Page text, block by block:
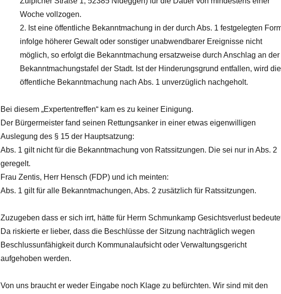
Woche vollzogen.
2. Ist eine öffentliche Bekanntmachung in der durch Abs. 1 festgelegten
infolge höherer Gewalt oder sonstiger unabwendbarer Ereignisse nicht
möglich, so erfolgt die Bekanntmachung ersatzweise durch Anschlag an der
Bekanntmachungstafel der Stadt. Ist der Hinderungsgrund entfallen, wird die
öffentliche Bekanntmachung nach Abs. 1 unverzüglich nachgeholt.
Bei diesem „Expertentreffen“ kam es zu keiner Einigung.
Der Bürgermeister fand seinen Rettungsanker in einer etwas eigenwilligen
Auslegung des § 15 der Hauptsatzung:
Abs. 1 gilt nicht für die Bekanntmachung von Ratssitzungen. Die sei nur in Abs. 2
geregelt.
Frau Zentis, Herr Hensch (FDP) und ich meinten:
Abs. 1 gilt für alle Bekanntmachungen, Abs. 2 zusätzlich für Ratssitzungen.
Zuzugeben dass er sich irrt, hätte für Herrn Schmunkamp Gesichtsverlust
Da riskierte er lieber, dass die Beschlüsse der Sitzung nachträglich wegen
Beschlussunfähigkeit durch Kommunalaufsicht oder Verwaltungsgericht
aufgehoben werden.
Von uns braucht er weder Eingabe noch Klage zu befürchten. Wir sind mit den